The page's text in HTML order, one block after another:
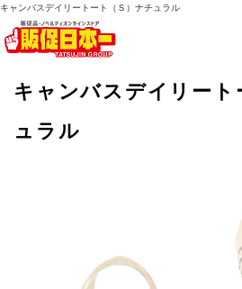
キャンバスデイリートート（Ｓ）ナチュラル
キャンバスデイリート
ュラル